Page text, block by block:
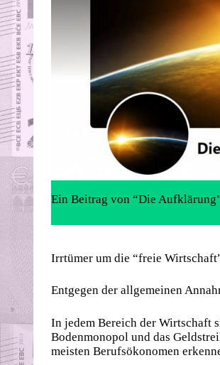
Ein Beitrag von “Die
Irrtümer um die “freie
Entgegen der allgemeinen
In jedem Bereich der Wirtschaft
Bodenmonopol und das
meisten Berufsökonomen